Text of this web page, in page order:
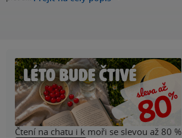
Čtení na chatu i k moři se slevou až 80 %